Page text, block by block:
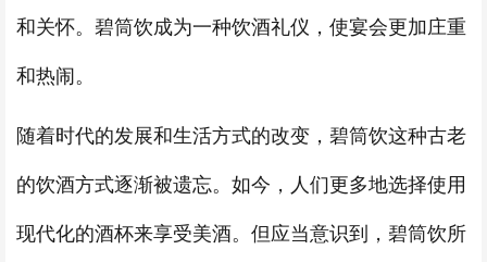
和关怀。碧筒饮成为一种饮酒礼仪，使宴会更加庄重
和热闹。
随着时代的发展和生活方式的改变，碧筒饮这种古老
的饮酒方式逐渐被遗忘。如今，人们更多地选择使用
现代化的酒杯来享受美酒。但应当意识到，碧筒饮所